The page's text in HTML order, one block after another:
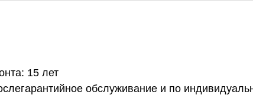
15 лет
обслуживание и по